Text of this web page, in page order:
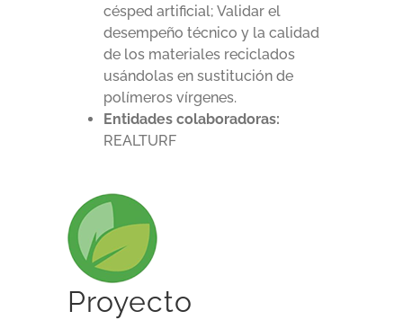
césped artificial; Validar el
desempeño técnico y la calidad
de los materiales reciclados
usándolas en sustitución de
polímeros vírgenes.
Entidades colaboradoras:
REALTURF
Proyecto